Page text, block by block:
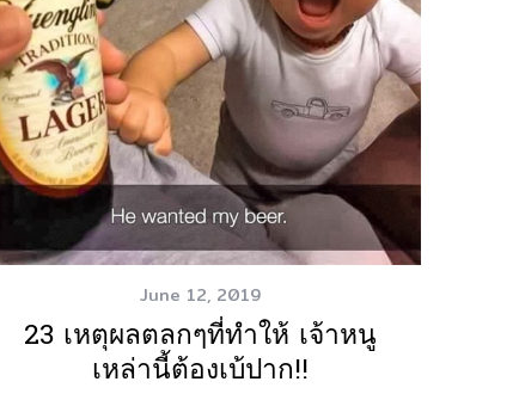
June 12, 2019
23 เหตุผลตลกๆที่ทำให้ เจ้าหนู
เหล่านี้ต้องเบ้ปาก!!